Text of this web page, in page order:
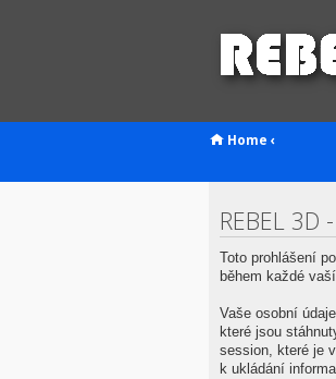
Home ‹
REBEL
Toto prohlášení
během každé
Vaše osobní
které jsou
session, které je
k ukládání